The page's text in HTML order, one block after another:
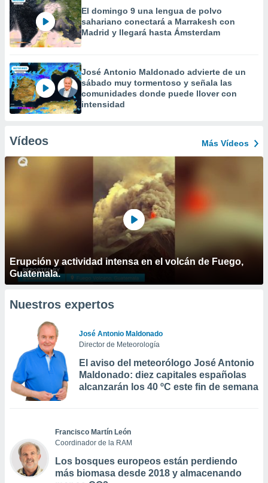
El domingo 9 una lengua de polvo
sahariano conectará a Marrakesh con
Madrid y llegará hasta Ámsterdam
José Antonio Maldonado advierte de un
sábado muy tormentoso y señala las
comunidades donde puede llover con
intensidad
Vídeos Más Vídeos
Erupción y actividad intensa en el volcán de Fuego,
Guatemala.
Nuestros expertos
José Antonio Maldonado
Director de Meteorología
El aviso del meteorólogo José Antonio
Maldonado: diez capitales españolas
alcanzarán los 40 ºC este fin de semana
Francisco Martín León
Coordinador de la RAM
Los bosques europeos están perdiendo
más biomasa desde 2018 y almacenando